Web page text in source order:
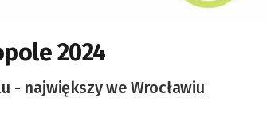
2024
- największy we Wrocławiu